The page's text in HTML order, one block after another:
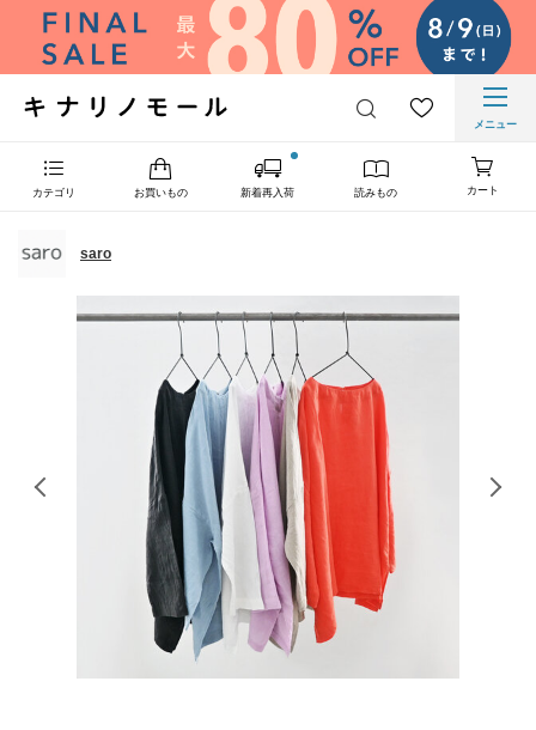
メニュー
カテゴリ お買いもの 新着再入荷 読みもの カート
saro